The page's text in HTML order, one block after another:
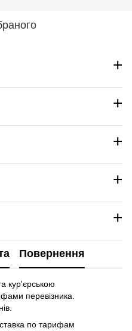
+
+
+
+
+
Повернення
кур'єрською
перевізника.
по тарифам